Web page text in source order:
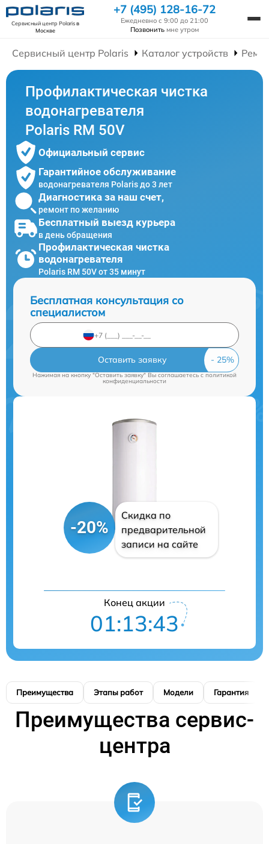
Сервисный центр Polarisв
Москве
+7 (495) 128-16-72
Ежедневно с 9:00 до 21:00
Позвонить мне утром
Сервисный центр Polaris Каталог устройств
Профилактическая чистка
водонагревателя
Polaris RM 50V
Официальный сервис
Гарантийное обслуживание
водонагревателя Polaris до 3 лет
Диагностика за наш счет,
ремонт по желанию
Бесплатный выезд курьера
в день обращения
Профилактическая чистка
водонагревателя
Polaris RM 50V от 35 минут
Бесплатная консультация со
специалистом
Оставить заявку
Нажимая на кнопку "Оставить заявку" Вы соглашаетесь cполитикой
конфиденциальности
-20%
Скидка по
предварительной
записи на сайте
Конец акции
01:13:42
Преимущества Этапы работ Модели Гарантия
Преимущества сервис-
центра